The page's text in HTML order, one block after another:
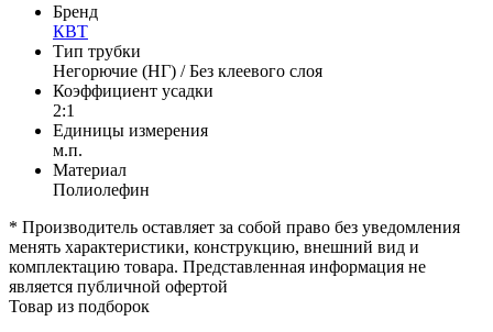
Бренд
КВТ
Тип трубки
Негорючие (НГ) / Без клеевого слоя
Коэффициент усадки
2:1
Единицы измерения
м.п.
Материал
Полиолефин
* Производитель оставляет за собой право без уведомления
менять характеристики, конструкцию, внешний вид и
комплектацию товара. Представленная информация не
является публичной офертой
Товар из подборок